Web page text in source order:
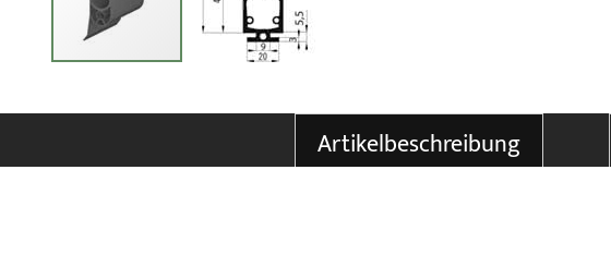
der
Artikelbeschreibung